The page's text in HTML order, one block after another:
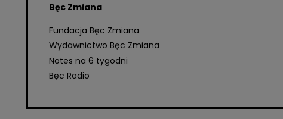
Bęc Zmiana
Fundacja Bęc Zmiana
Wydawnictwo Bęc Zmiana
Notes na 6 tygodni
Bęc Radio